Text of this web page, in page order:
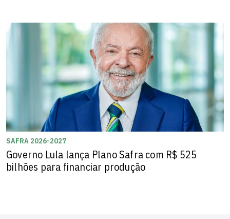
SAFRA 2026-2027
Governo Lula lança Plano Safra com R$ 525
bilhões para financiar produção